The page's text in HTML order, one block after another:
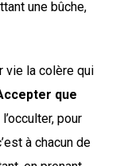
une bûche,
vie la colère qui
que
pour
à chacun de